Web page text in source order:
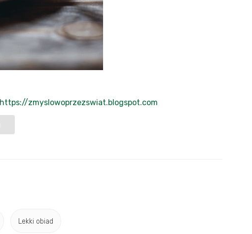
https://zmyslowoprzezswiat.blogspot.com
Lekki obiad